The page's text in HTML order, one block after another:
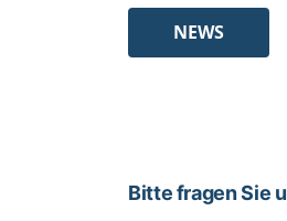
NEWS
Bitte fragen Sie